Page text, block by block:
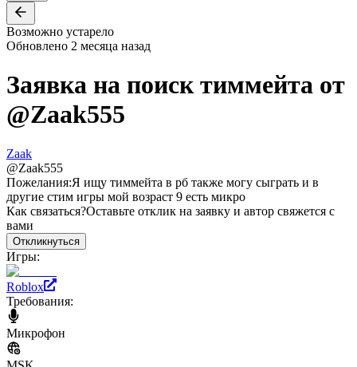
Возможно устарело
Обновлено 2 месяца назад
Заявка на поиск тиммейта от
@Zaak555
Zaak
@Zaak555
Пожелания:Я ищу тиммейта в рб также могу сыграть и в
другие стим игры мой возраст 9 есть микро
Как связаться?Оставьте отклик на заявку и автор свяжется с
вами
Откликнуться
Игры:
Roblox
Требования:
Микрофон